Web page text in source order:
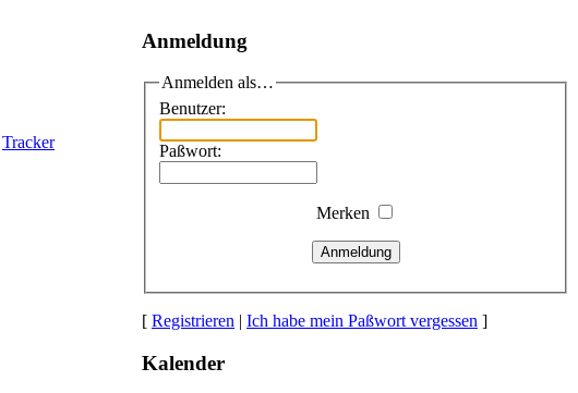
Tracker
Anmeldung
Anmelden als…
Benutzer:
Paßwort:
Merken
Anmeldung
[ Registrieren | Ich habe mein Paßwort vergessen ]
Kalender